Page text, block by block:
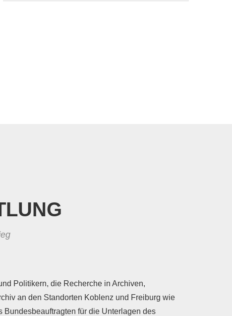
Politikern, die Recherche in Archiven,
an den Standorten Koblenz und Freiburg wie
Bundesbeauftragten für die Unterlagen des